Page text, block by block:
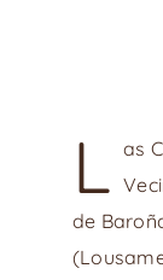
L as
de